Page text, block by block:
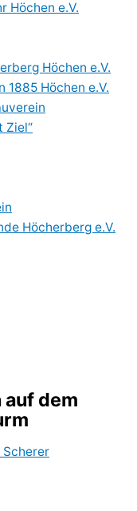
Höchen e.V.
Höchen e.V.
1885 Höchen e.V.
Ziel“
Höcherberg e.V.
dem